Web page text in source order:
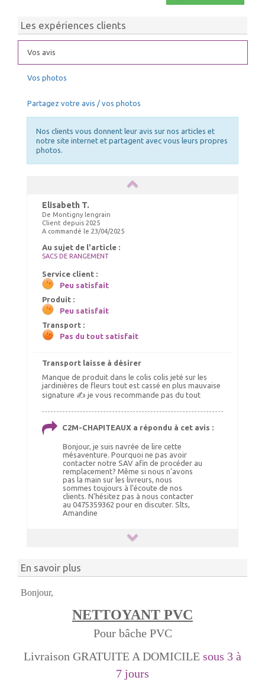
Les expériences clients
Vos avis
Vos photos
Partagez votre avis / vos photos
Nos clients vous donnent leur avis sur nos articles et
notre site internet et partagent avec vous leurs propres
photos.
Elisabeth T.
De Montigny lengrain
Client depuis 2025
A commandé le 23/04/2025
Au sujet de l'article :
SACS DE RANGEMENT
Service client :
Peu satisfait
Produit :
Peu satisfait
Transport :
Pas du tout satisfait
Transport laisse à désirer
Manque de produit dans le colis colis jeté sur les
jardinières de fleurs tout est cassé en plus mauvaise
signature ✍️ je vous recommande pas du tout
C2M-CHAPITEAUX a répondu à cet avis :
Bonjour, je suis navrée de lire cette
mésaventure. Pourquoi ne pas avoir
contacter notre SAV afin de procéder au
remplacement? Même si nous n'avons
pas la main sur les livreurs, nous
sommes toujours à l'écoute de nos
clients. N'hésitez pas à nous contacter
au 0475359362 pour en discuter. Slts,
Amandine
En savoir plus
Bonjour,
NETTOYANT PVC
Pour bâche PVC
Livraison GRATUITE A DOMICILE sous 3 à
7 jours